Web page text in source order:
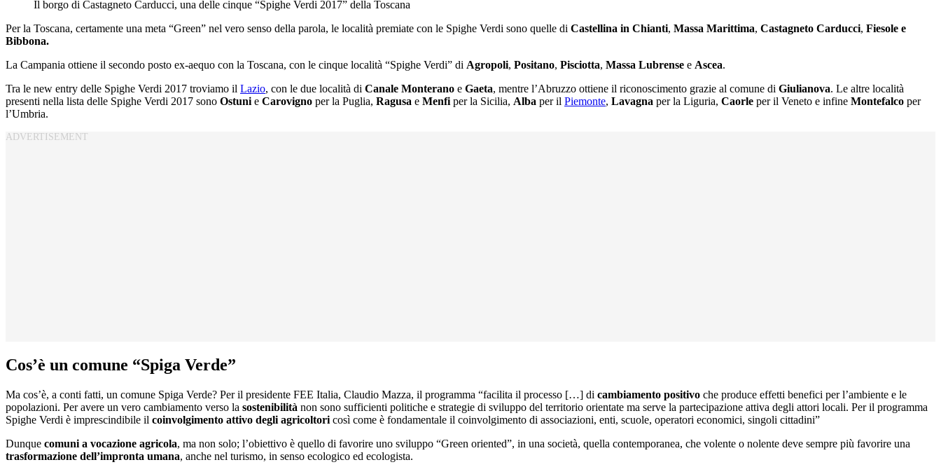
Il borgo di Castagneto Carducci, una delle cinque “Spighe Verdi 2017” della Toscana
Per la Toscana, certamente una meta “Green” nel vero senso della parola, le località premiate con le Spighe Verdi sono quelle di Castellina in Chianti, Massa Marittima, Castagneto Carducci, Fiesole e
Bibbona.
La Campania ottiene il secondo posto ex-aequo con la Toscana, con le cinque località “Spighe Verdi” di Agropoli, Positano, Pisciotta, Massa Lubrense e Ascea.
Tra le new entry delle Spighe Verdi 2017 troviamo il Lazio, con le due località di Canale Monterano e Gaeta, mentre l’Abruzzo ottiene il riconoscimento grazie al comune di Giulianova. Le altre località
presenti nella lista delle Spighe Verdi 2017 sono Ostuni e Carovigno per la Puglia, Ragusa e Menfi per la Sicilia, Alba per il Piemonte, Lavagna per la Liguria, Caorle per il Veneto e infine Montefalco per
l’Umbria.
Cos’è un comune “Spiga Verde”
Ma cos’è, a conti fatti, un comune Spiga Verde? Per il presidente FEE Italia, Claudio Mazza, il programma “facilita il processo […] di cambiamento positivo che produce effetti benefici per l’ambiente e le
popolazioni. Per avere un vero cambiamento verso la sostenibilità non sono sufficienti politiche e strategie di sviluppo del territorio orientate ma serve la partecipazione attiva degli attori locali. Per il programma
Spighe Verdi è imprescindibile il coinvolgimento attivo degli agricoltori così come è fondamentale il coinvolgimento di associazioni, enti, scuole, operatori economici, singoli cittadini”
Dunque comuni a vocazione agricola, ma non solo; l’obiettivo è quello di favorire uno sviluppo “Green oriented”, in una società, quella contemporanea, che volente o nolente deve sempre più favorire una
trasformazione dell’impronta umana, anche nel turismo, in senso ecologico ed ecologista.